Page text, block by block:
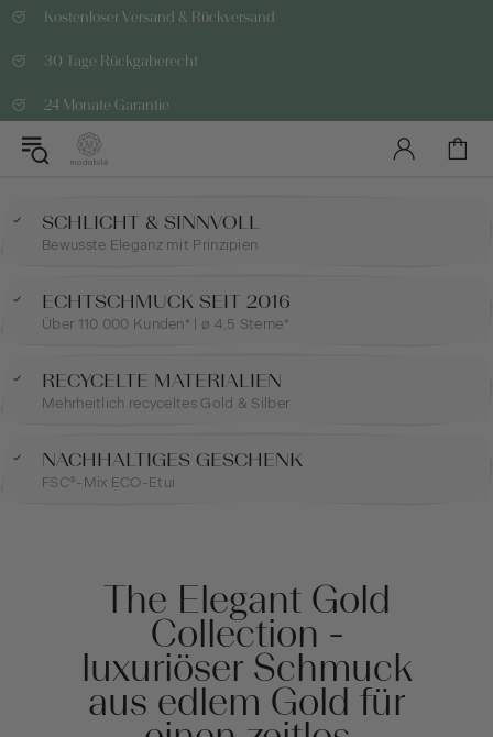
Kostenloser Versand & Rückversand
30 Tage Rückgaberecht
24 Monate Garantie
SCHLICHT & SINNVOLL
Bewusste Eleganz mit Prinzipien
ECHTSCHMUCK SEIT 2016
Über 110.000 Kunden* | ø 4,5 Sterne*
RECYCELTE MATERIALIEN
Mehrheitlich recyceltes Gold & Silber
NACHHALTIGES GESCHENK
FSC®-Mix ECO-Etui
The Elegant Gold
Collection -
luxuriöser Schmuck
aus edlem Gold für